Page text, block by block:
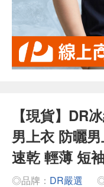
【現貨】DR
男上衣 防曬
速乾 輕薄 短
◎品牌： DR嚴選